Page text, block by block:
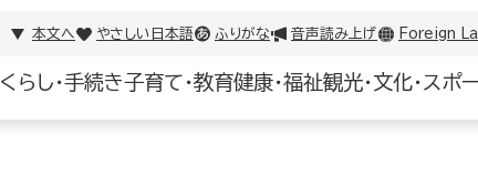
本文へ やさしい日本語 ふりがな 音声読み上げ Foreign
くらし・手続き子育て・教育健康・福祉観光・文化・スポ